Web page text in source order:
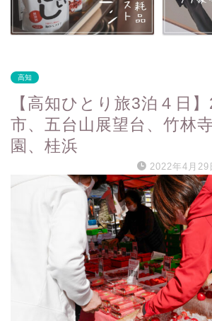
高知
【高知ひとり旅3泊４日
市、五台山展望台、竹林
園、桂浜
2022年4月29